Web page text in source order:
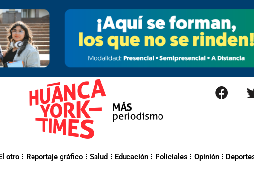
otro Reportaje gráfico Salud Educación Policiales Opinión